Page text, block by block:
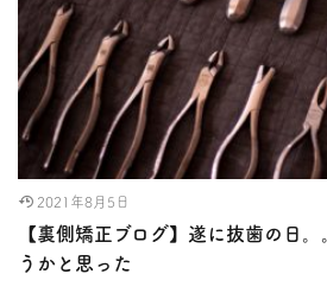
2021年8月5日
【裏側矯正ブログ】遂に抜歯の日
うかと思った